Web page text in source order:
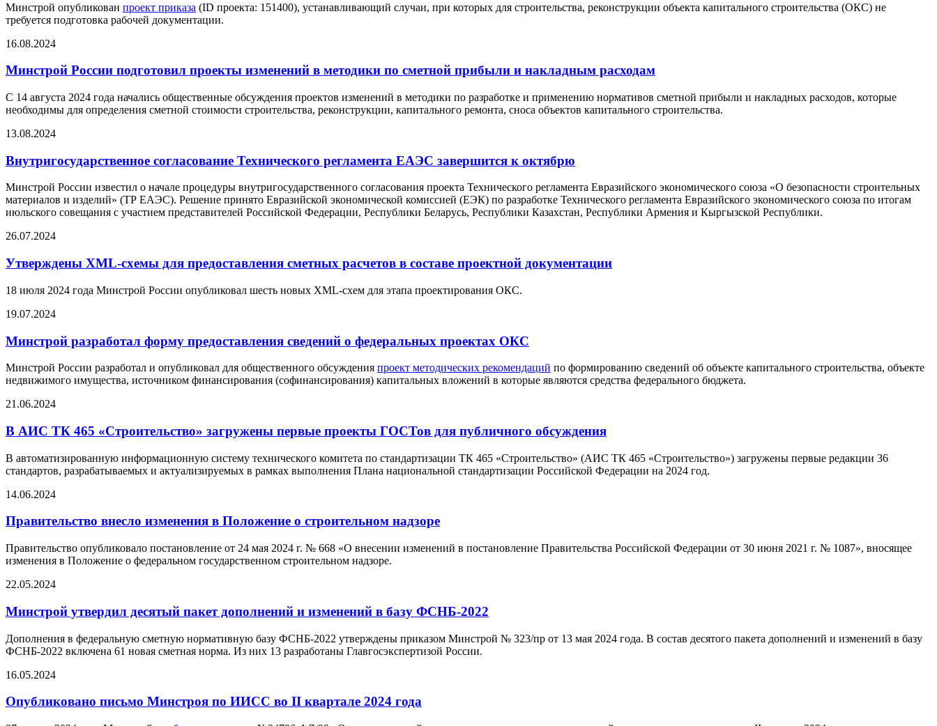
Минстрой опубликован проект приказа (ID проекта: 151400), устанавливающий случаи, при которых для строительства, реконструкции объекта капитального строительства (ОКС) не
требуется подготовка рабочей документации.
16.08.2024
Минстрой России подготовил проекты изменений в методики по сметной прибыли и накладным расходам
С 14 августа 2024 года начались общественные обсуждения проектов изменений в методики по разработке и применению нормативов сметной прибыли и накладных расходов, которые
необходимы для определения сметной стоимости строительства, реконструкции, капитального ремонта, сноса объектов капитального строительства.
13.08.2024
Внутригосударственное согласование Технического регламента ЕАЭС завершится к октябрю
Минстрой России известил о начале процедуры внутригосударственного согласования проекта Технического регламента Евразийского экономического союза «О безопасности строительных
материалов и изделий» (ТР ЕАЭС). Решение принято Евразийской экономической комиссией (ЕЭК) по разработке Технического регламента Евразийского экономического союза по итогам
июльского совещания с участием представителей Российской Федерации, Республики Беларусь, Республики Казахстан, Республики Армения и Кыргызской Республики.
26.07.2024
Утверждены XML-схемы для предоставления сметных расчетов в составе проектной документации
18 июля 2024 года Минстрой России опубликовал шесть новых XML-схем для этапа проектирования ОКС.
19.07.2024
Минстрой разработал форму предоставления сведений о федеральных проектах ОКС
Минстрой России разработал и опубликовал для общественного обсуждения проект методических рекомендаций по формированию сведений об объекте капитального строительства, объекте
недвижимого имущества, источником финансирования (софинансирования) капитальных вложений в которые являются средства федерального бюджета.
21.06.2024
В АИС ТК 465 «Строительство» загружены первые проекты ГОСТов для публичного обсуждения
В автоматизированную информационную систему технического комитета по стандартизации ТК 465 «Строительство» (АИС ТК 465 «Строительство») загружены первые редакции 36
стандартов, разрабатываемых и актуализируемых в рамках выполнения Плана национальной стандартизации Российской Федерации на 2024 год.
14.06.2024
Правительство внесло изменения в Положение о строительном надзоре
Правительство опубликовало постановление от 24 мая 2024 г. № 668 «О внесении изменений в постановление Правительства Российской Федерации от 30 июня 2021 г. № 1087», вносящее
изменения в Положение о федеральном государственном строительном надзоре.
22.05.2024
Минстрой утвердил десятый пакет дополнений и изменений в базу ФСНБ-2022
Дополнения в федеральную сметную нормативную базу ФСНБ-2022 утверждены приказом Минстрой № 323/пр от 13 мая 2024 года. В состав десятого пакета дополнений и изменений в базу
ФСНБ-2022 включена 61 новая сметная норма. Из них 13 разработаны Главгосэкспертизой России.
16.05.2024
Опубликовано письмо Минстроя по ИИСС во II квартале 2024 года